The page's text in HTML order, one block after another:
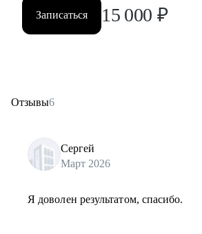
Записаться 15 000 ₽
Отзывы6
Сергей
Март 2026
Я доволен результатом, спасибо.